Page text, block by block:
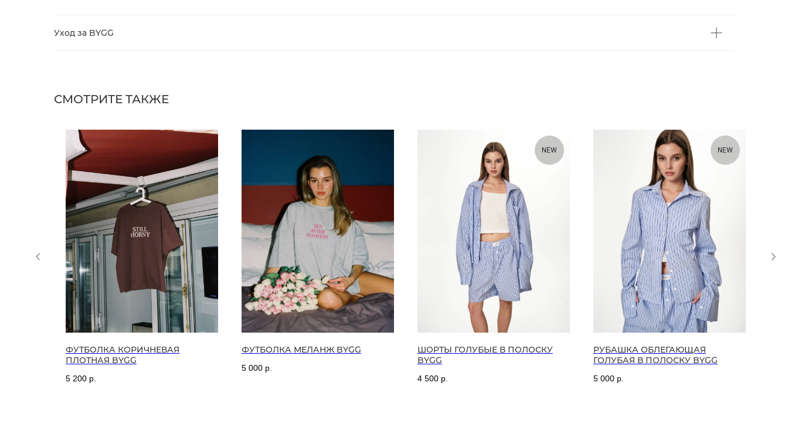
Уход за BYGG
СМОТРИТЕ ТАКЖЕ
ФУТБОЛКА КОРИЧНЕВАЯ
ПЛОТНАЯ BYGG
5 200 р.
ФУТБОЛКА МЕЛАНЖ BYGG
5 000 р.
NEW
ШОРТЫ ГОЛУБЫЕ В ПОЛОСКУ
BYGG
4 500 р.
NEW
РУБАШКА ОБЛEГАЮЩАЯ
ГОЛУБАЯ В ПОЛОСКУ BYGG
5 000 р.